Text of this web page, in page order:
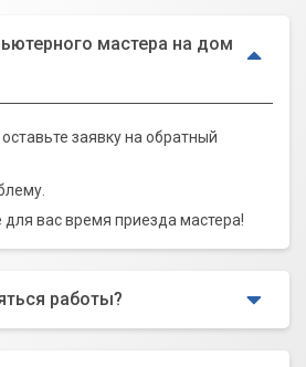
мастера на дом
заявку на обратный
для вас время приезда мастера!
работы?